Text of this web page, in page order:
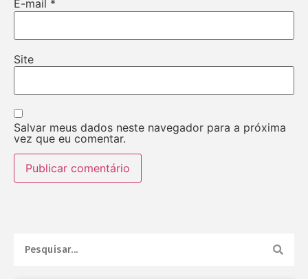
E-mail *
Site
Salvar meus dados neste navegador para a próxima
vez que eu comentar.